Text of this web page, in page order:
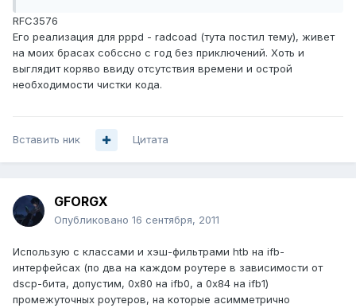
RFC3576
Его реализация для pppd - radcoad (тута постил тему), живет
на моих брасах собссно с год без приключений. Хоть и
выглядит коряво ввиду отсутствия времени и острой
необходимости чистки кода.
Вставить ник Цитата
GFORGX
Опубликовано 16 сентября, 2011
Использую с классами и хэш-фильтрами htb на ifb-
интерфейсах (по два на каждом роутере в зависимости от
dscp-бита, допустим, 0x80 на ifb0, а 0x84 на ifb1)
промежуточных роутеров, на которые асимметрично